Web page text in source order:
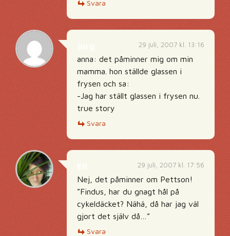
Svara
29 juli, 2007 kl. 13:16
anna: det påminner mig om min
mamma. hon ställde glassen i
frysen och sa:
-Jag har ställt glassen i frysen nu.
true story
Svara
29 juli, 2007 kl. 17:56
Nej, det påminner om Pettson!
”Findus, har du gnagt hål på
cykeldäcket? Nähä, då har jag väl
gjort det själv då…”
Svara